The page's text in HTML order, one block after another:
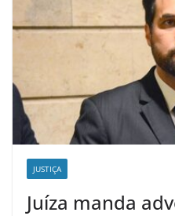
JUSTIÇA
Juíza manda